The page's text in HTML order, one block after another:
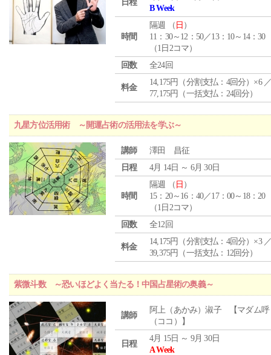
日程
B Week
時間
隔週 （ 日 ）
11：30～12：50／13：10～14：30
（1日2コマ）
回数
全24回
料金
14,175円（分割支払：4回分）×6
77,175円（一括支払：24回分）
九星方位活用術 ～開運占術の活用法を学ぶ～
講師
澤田 昌征
日程
4月 14日 ～ 6月 30日
時間
隔週 （ 日 ）
15：20～16：40／17：00～18：20
（1日2コマ）
回数
全12回
料金
14,175円（分割支払：4回分）×3
39,375円（一括支払：12回分）
紫微斗数 ～恐いほどよく当たる！中国占星術の奥義～
講師
阿上（あかみ）淑子 【マダム呼
（ココ）】
日程
4月 15日 ～ 9月 30日
A Week